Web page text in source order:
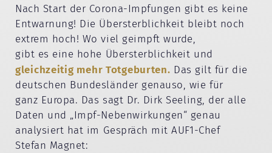
Nach Start der Corona-Impfungen gibt es keine
Entwarnung! Die Übersterblichkeit bleibt noch
extrem hoch! Wo viel geimpft wurde,
gibt es eine hohe Übersterblichkeit und
gleichzeitig mehr Totgeburten. Das gilt für die
deutschen Bundesländer genauso, wie für
ganz Europa. Das sagt Dr. Dirk Seeling, der alle
Daten und „Impf-Nebenwirkungen“ genau
analysiert hat im Gespräch mit AUF1-Chef
Stefan Magnet: